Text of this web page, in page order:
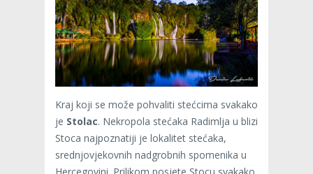
Kraj koji se može pohvaliti stećcima svakako
je Stolac. Nekropola stećaka Radimlja u blizi
Stoca najpoznatiji je lokalitet stećaka,
srednjovjekovnih nadgrobnih spomenika u